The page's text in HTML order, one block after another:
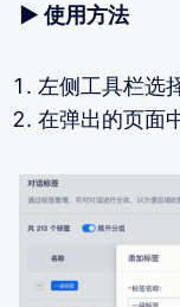
▶ 使用方法
左侧工具栏选
在弹出的页面